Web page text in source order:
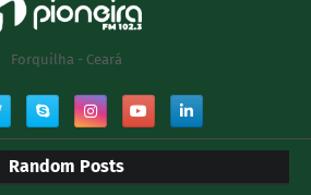
Forquilha - Ceará
Random Posts